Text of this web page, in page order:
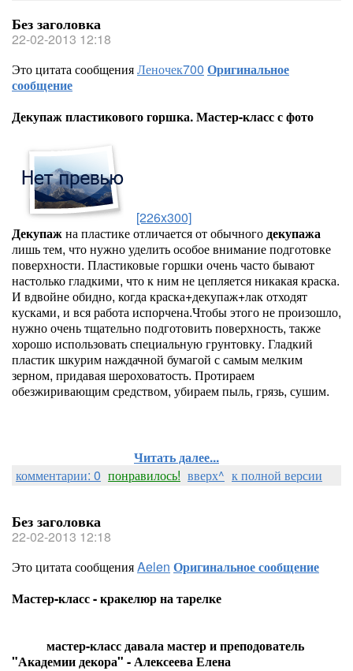
Без заголовка
22-02-2013 12:18
Это цитата сообщенияЛеночек700 Оригинальное
сообщение
Декупаж пластикового горшка. Мастер-класс с фото
[226x300]
Декупажна пластике отличается от обычногодекупажа
лишь тем, что нужно уделить особое внимание подготовке
поверхности. Пластиковые горшки очень часто бывают
настолько гладкими, что к ним не цепляется никакая краска.
И вдвойне обидно, когда краска+декупаж+лак отходят
кусками, и вся работа испорчена.Чтобы этого не произошло,
нужно очень тщательно подготовить поверхность, также
хорошо использовать специальную грунтовку. Гладкий
пластик шкурим наждачной бумагой с самым мелким
зерном, придавая шероховатость. Протираем
обезжиривающим средством, убираем пыль, грязь, сушим.
Читать далее...
комментарии: 0 понравилось! вверх^ к полной версии
Без заголовка
22-02-2013 12:18
Это цитата сообщенияAelen Оригинальное сообщение
Мастер-класс - кракелюр на тарелке
мастер-класс давала мастер и преподователь
"Академии декора" - Алексеева Елена